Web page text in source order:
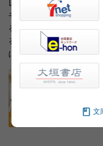
レビ「世界の果てまでイ
モトアヤコのすっぴんし
る。2021年、ウェブマガ
る。ドラマ、舞台など俳
に『棚からつぶ貝』(文春
文